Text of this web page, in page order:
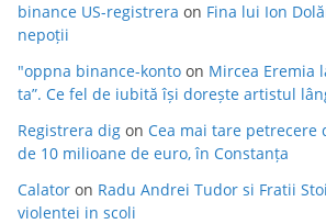
binance US-registrera on Fina lui Ion
nepoții
"oppna binance-konto on Mircea Eremia
ta”. Ce fel de iubită își dorește artistul
Registrera dig on Cea mai tare petrecere
de 10 milioane de euro, în Constanța
Calator on Radu Andrei Tudor si Fratii
violentei in scoli